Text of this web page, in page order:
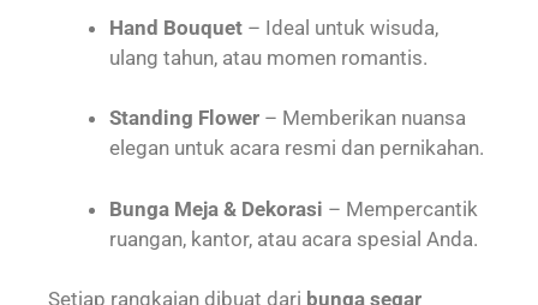
Hand Bouquet – Ideal untuk wisuda,
ulang tahun, atau momen romantis.
Standing Flower – Memberikan nuansa
elegan untuk acara resmi dan pernikahan.
Bunga Meja & Dekorasi – Mempercantik
ruangan, kantor, atau acara spesial Anda.
Setiap rangkaian dibuat dari bunga segar